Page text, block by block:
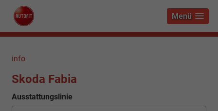
Menü
info
Skoda Fabia
Ausstattungslinie